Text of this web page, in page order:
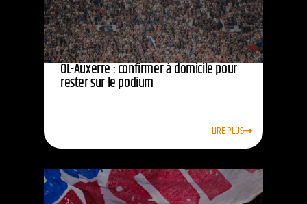
OL-Auxerre : confirmer à domicile pour
rester sur le podium
LIRE PLUS